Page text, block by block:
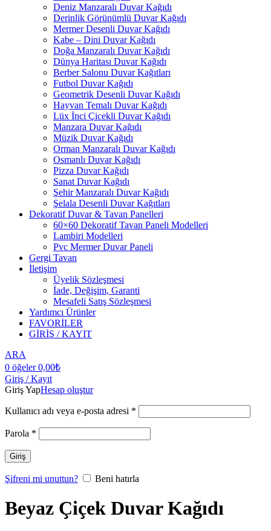
Deniz Manzaralı Duvar Kağıdı
Derinlik Görünümlü Duvar Kağıdı
Mermer Desenli Duvar Kağıdı
Kabe – Dini Duvar Kağıdı
Doğa Manzaralı Duvar Kağıdı
Dünya Haritası Duvar Kağıdı
Berber Salonu Duvar Kağıtları
Futbol Duvar Kağıdı
Geometrik Desenli Duvar Kağıdı
Hayvan Temalı Duvar Kağıdı
Lüx İnci Çicekli Duvar Kağıdı
Manzara Duvar Kağıdı
Müzik Duvar Kağıdı
Orman Manzaralı Duvar Kağıdı
Osmanlı Duvar Kağıdı
Pizza Duvar Kağıdı
Sanat Duvar Kağıdı
Şehir Manzaralı Duvar Kağıdı
Şelala Desenli Duvar Kağıtları
Dekoratif Duvar & Tavan Panelleri
60×60 Dekoratif Tavan Paneli Modelleri
Lambiri Modelleri
Pvc Mermer Duvar Paneli
Gergi Tavan
İletişim
Üyelik Sözleşmesi
İade, Değişim, Garanti
Mesafeli Satış Sözleşmesi
Yardımcı Ürünler
FAVORİLER
GİRİŞ / KAYIT
ARA
0 öğeler 0,00₺
Giriş / Kayıt
Giriş YapHesap oluştur
Kullanıcı adı veya e-posta adresi *
Parola *
Giriş
Şifreni mi unuttun? Beni hatırla
Beyaz Çiçek Duvar Kağıdı